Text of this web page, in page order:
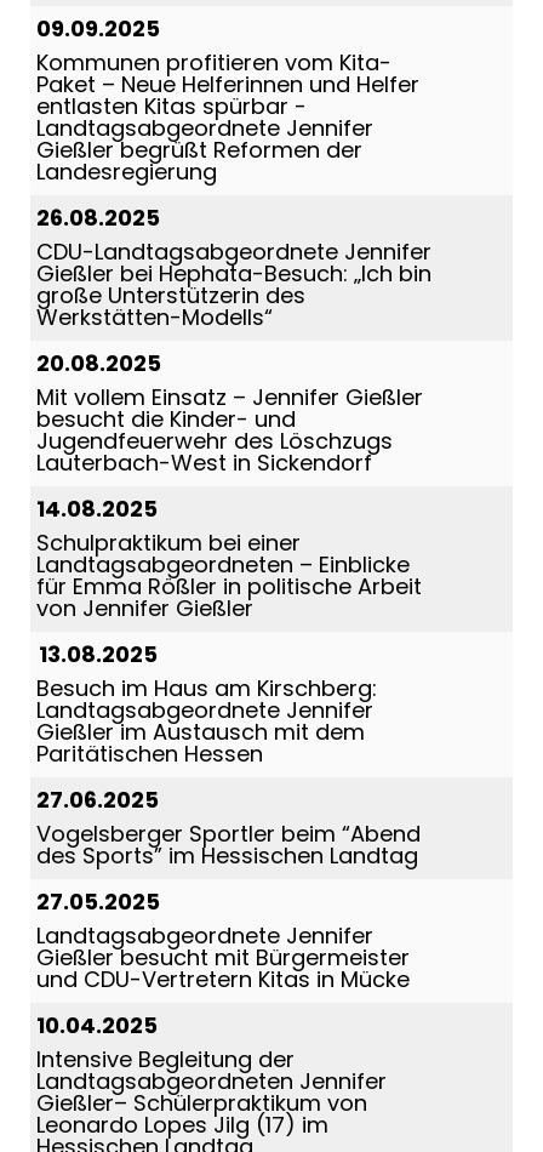
09.09.2025
Kommunen profitieren vom Kita-
Paket – Neue Helferinnen und Helfer
entlasten Kitas spürbar -
Landtagsabgeordnete Jennifer
Gießler begrüßt Reformen der
Landesregierung
26.08.2025
CDU-Landtagsabgeordnete Jennifer
Gießler bei Hephata-Besuch: „Ich bin
große Unterstützerin des
Werkstätten-Modells“
20.08.2025
Mit vollem Einsatz – Jennifer Gießler
besucht die Kinder- und
Jugendfeuerwehr des Löschzugs
Lauterbach-West in Sickendorf
14.08.2025
Schulpraktikum bei einer
Landtagsabgeordneten – Einblicke
für Emma Rößler in politische Arbeit
von Jennifer Gießler
13.08.2025
Besuch im Haus am Kirschberg:
Landtagsabgeordnete Jennifer
Gießler im Austausch mit dem
Paritätischen Hessen
27.06.2025
Vogelsberger Sportler beim “Abend
des Sports” im Hessischen Landtag
27.05.2025
Landtagsabgeordnete Jennifer
Gießler besucht mit Bürgermeister
und CDU-Vertretern Kitas in Mücke
10.04.2025
Intensive Begleitung der
Landtagsabgeordneten Jennifer
Gießler– Schülerpraktikum von
Leonardo Lopes Jilg (17) im